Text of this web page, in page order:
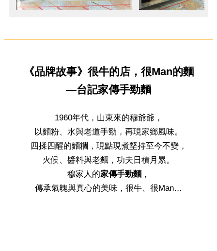
《品牌故事》很牛的店，很Man的麵
—台記家傳手勁麵
1960年代，山東來的穆爺爺，
以麵粉、水與老道手勁，再現家鄉風味。
四揉四醒的麵糰，現點現煮堅持至今不變，
火候、醬料與老麵，功夫日積月累。
穆家人的家傳手勁麵 ，
傳承氣魄與真心的美味，很牛、很Man…